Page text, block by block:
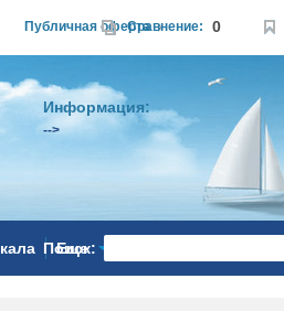
Информация:
-->
Еще
Поиск:
Публичная офертаСравнение: 0